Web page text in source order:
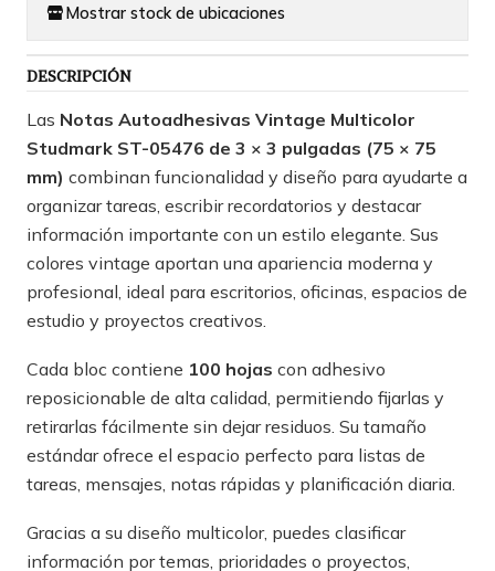
Mostrar stock de ubicaciones
DESCRIPCIÓN
Las Notas Autoadhesivas Vintage Multicolor
Studmark ST-05476 de 3 × 3 pulgadas (75 × 75
mm) combinan funcionalidad y diseño para ayudarte a
organizar tareas, escribir recordatorios y destacar
información importante con un estilo elegante. Sus
colores vintage aportan una apariencia moderna y
profesional, ideal para escritorios, oficinas, espacios de
estudio y proyectos creativos.
Cada bloc contiene 100 hojas con adhesivo
reposicionable de alta calidad, permitiendo fijarlas y
retirarlas fácilmente sin dejar residuos. Su tamaño
estándar ofrece el espacio perfecto para listas de
tareas, mensajes, notas rápidas y planificación diaria.
Gracias a su diseño multicolor, puedes clasificar
información por temas, prioridades o proyectos,